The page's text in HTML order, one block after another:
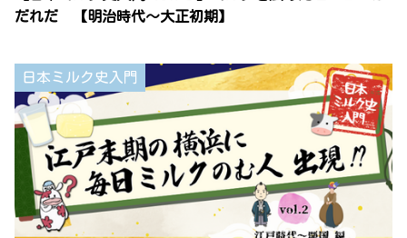
だれだ 【明治時代～大正初期】
日本ミルク史入門